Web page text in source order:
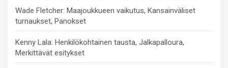
Wade Fletcher: Maajoukkueen vaikutus, Kansainväliset
turnaukset, Panokset
Kenny Lala: Henkilökohtainen tausta, Jalkapalloura,
Merkittävät esitykset